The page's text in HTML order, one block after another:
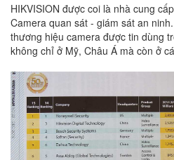
HIKVISION được coi là nhà cung
Camera quan sát - giám sát an
thương hiệu camera được tin dùng
không chỉ ở Mỹ, Châu Á mà còn ở